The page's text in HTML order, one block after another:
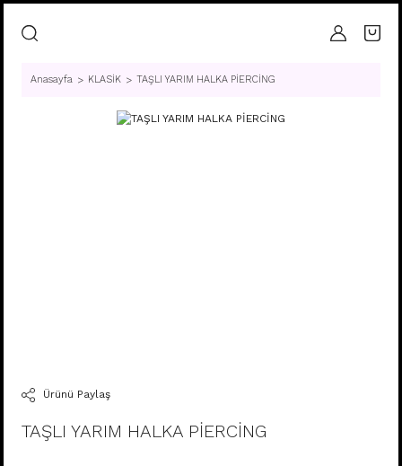
Anasayfa KLASİK TAŞLI YARIM HALKA PİERCİNG
Ürünü Paylaş
TAŞLI YARIM HALKA PİERCİNG